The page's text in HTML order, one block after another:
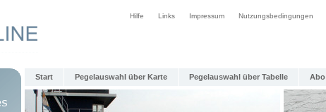
Hilfe Links Impressum Nutzungsbedingungen
Start Pegelauswahl über Karte Pegelauswahl über Tabelle Abo